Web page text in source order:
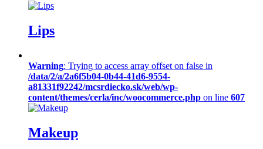
Lips
Warning: Trying to access array offset on false in
/data/2/a/2a6f5b04-0b44-41d6-9554-
a81331f92242/mcsrdiecko.sk/web/wp-
content/themes/cerla/inc/woocommerce.php on line 607
Makeup